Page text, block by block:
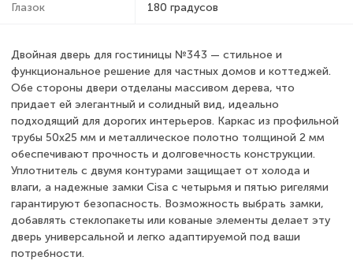
Глазок 180 градусов
Двойная дверь для гостиницы №343 — стильное и
функциональное решение для частных домов и коттеджей.
Обе стороны двери отделаны массивом дерева, что
придает ей элегантный и солидный вид, идеально
подходящий для дорогих интерьеров. Каркас из профильной
трубы 50x25 мм и металлическое полотно толщиной 2 мм
обеспечивают прочность и долговечность конструкции.
Уплотнитель с двумя контурами защищает от холода и
влаги, а надежные замки Cisa с четырьмя и пятью ригелями
гарантируют безопасность. Возможность выбрать замки,
добавлять стеклопакеты или кованые элементы делает эту
дверь универсальной и легко адаптируемой под ваши
потребности.